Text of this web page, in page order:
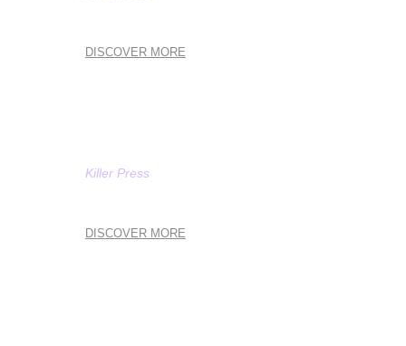
DISCOVER MORE
Killer Press
DISCOVER MORE